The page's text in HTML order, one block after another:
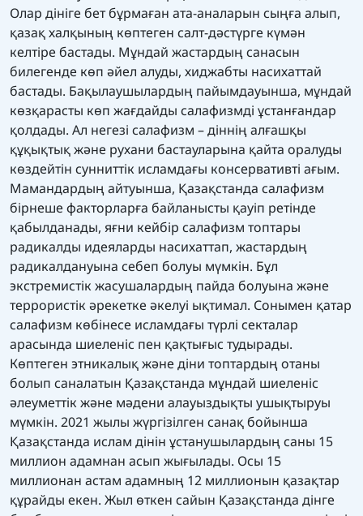
Олар дініге бет бұрмаған ата-аналарын сыңға алып,
қазақ халқының көптеген салт-дәстүрге күмән
келтіре бастады. Мұндай жастардың санасын
билегенде көп әйел алуды, хиджабты насихаттай
бастады. Бақылаушылардың пайымдауынша, мұндай
көзқарасты көп жағдайды салафизмді ұстанғандар
қолдады. Ал негезі салафизм – діннің алғашқы
құқықтық және рухани бастауларына қайта оралуды
көздейтін сунниттік исламдағы консервативті ағым.
Мамандардың айтуынша, Қазақстанда салафизм
бірнеше факторларға байланысты қауіп ретінде
қабылданады, яғни кейбір салафизм топтары
радикалды идеяларды насихаттап, жастардың
радикалдануына себеп болуы мүмкін. Бұл
экстремистік жасушалардың пайда болуына және
террористік әрекетке әкелуі ықтимал. Сонымен қатар
салафизм көбінесе исламдағы түрлі секталар
арасында шиеленіс пен қақтығыс тудырады.
Көптеген этникалық және діни топтардың отаны
болып саналатын Қазақстанда мұндай шиеленіс
әлеуметтік және мәдени алауыздықты ушықтыруы
мүмкін. 2021 жылы жүргізілген санақ бойынша
Қазақстанда ислам дінін ұстанушылардың саны 15
миллион адамнан асып жығылады. Осы 15
миллионан астам адамның 12 миллионын қазақтар
құрайды екен. Жыл өткен сайын Қазақстанда дінге